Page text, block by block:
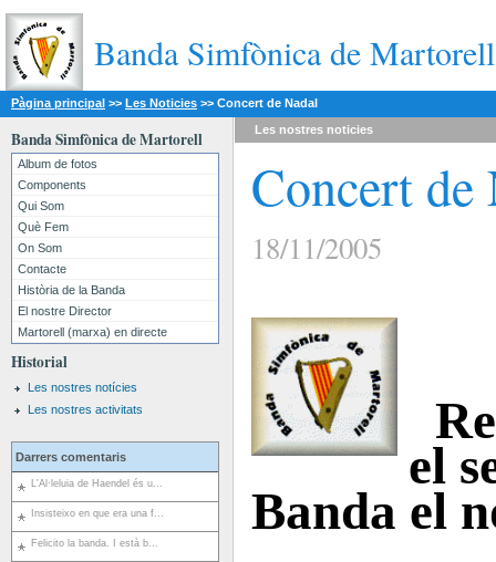
Banda Simfònica de Martorell
Pàgina principal >> Les Noticies >> Concert de Nadal
Banda Simfònica de Martorell
Album de fotos
Components
Qui Som
Què Fem
On Som
Contacte
Història de la Banda
El nostre Director
Martorell (marxa) en directe
Historial
Les nostres notícies
Les nostres activitats
Darrers comentaris
L'Al·leluia de Haendel és u...
Insisteixo en que era una f...
Felicito la banda. I està b...
Les nostres noticies
Concert de
18/11/2005
el
Banda el